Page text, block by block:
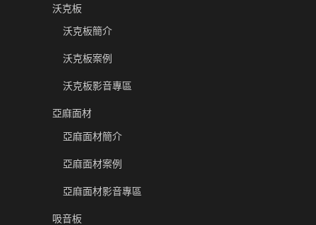
沃克板
沃克板簡介
沃克板案例
沃克板影音專區
亞麻面材
亞麻面材簡介
亞麻面材案例
亞麻面材影音專區
吸音板